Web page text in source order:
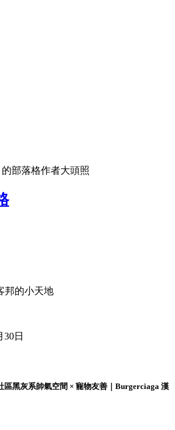
部落格作者大頭照
邦的小天地
30日
區黑灰系帥氣空間 × 寵物友善｜Burgerciaga 漢